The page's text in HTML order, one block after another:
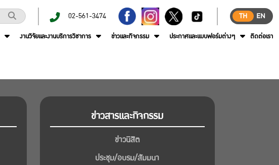
02-561-3474 TH
EN
งานวิจัยและงานบริการวิชาการ ข่าวและกิจกรรม ประกาศและแบบฟอร์มต่างๆ ติดต่อเรา
ข่าวสารและกิจกรรม
ข่าวนิสิต
ประชุม/อบรม/สัมมนา